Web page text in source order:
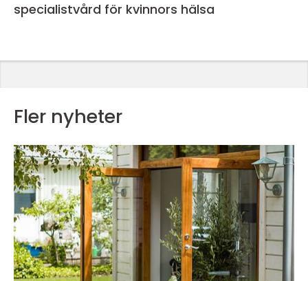
specialistvård för kvinnors hälsa
Fler nyheter